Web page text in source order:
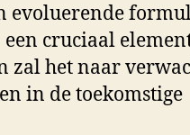
evoluerende
cruciaal
zal het naar
in de toekomstige